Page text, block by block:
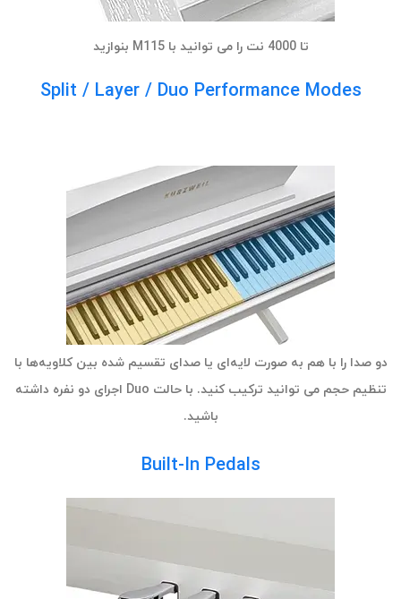
تا 4000 نت را می توانید با M115 بنوازید
Split / Layer / Duo Performance Modes
دو صدا را با هم به صورت لایه‌ای یا صدای تقسیم شده بین کلاویه‌ها با
تنظیم حجم می توانید ترکیب کنید. با حالت Duo اجرای دو نفره داشته
باشید.
Built-In Pedals